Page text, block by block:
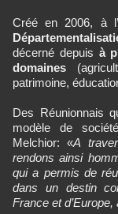
Créé en 2006, à
décerné depuis à
domaines
patrimoine,
Des Réunionnais
modèle de
Melchior: «A
rendons ainsi
qui a permis de
dans un destin
France et